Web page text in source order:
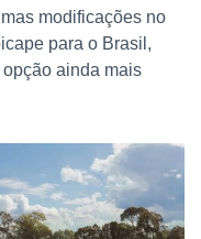
modificações no
para o Brasil,
ainda mais